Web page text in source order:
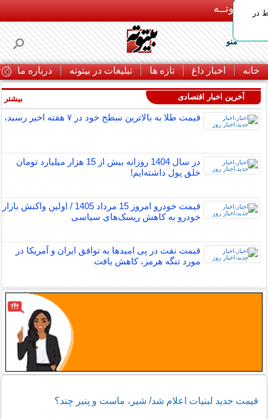
بـیتوتــه
منو
خانه اخبار داغ تازه ها تبلیغات در بیتوته درباره ما
در
آخرین اخبار اقتصادی
قیمت طلا به بالاترین سطح خود در ۷ هفته اخیر رسید،
در سال 1404 روزانه بیش از 15 هزار میلیارد تومان
خلق پول داشته‌ایم!
قیمت خودرو امروز 15 مرداد 1405 / اولین واکنش بازار
خودرو به کاهش ریسک‌های سیاسی
قیمت نفت در پی امیدها به توافق ایران و آمریکا در
مورد تنگه هرمز، کاهش یافت
بیشتر
قیمت جدید لبنیات اعلام شد/ شیر، ماست و پنیر چند؟